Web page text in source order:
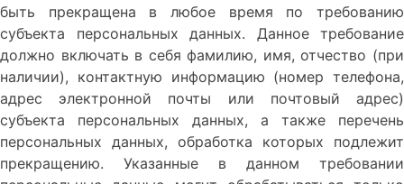
быть прекращена в любое время по требованию
субъекта персональных данных. Данное требование
должно включать в себя фамилию, имя, отчество (при
наличии), контактную информацию (номер телефона,
адрес электронной почты или почтовый адрес)
субъекта персональных данных, а также перечень
персональных данных, обработка которых подлежит
прекращению. Указанные в данном требовании